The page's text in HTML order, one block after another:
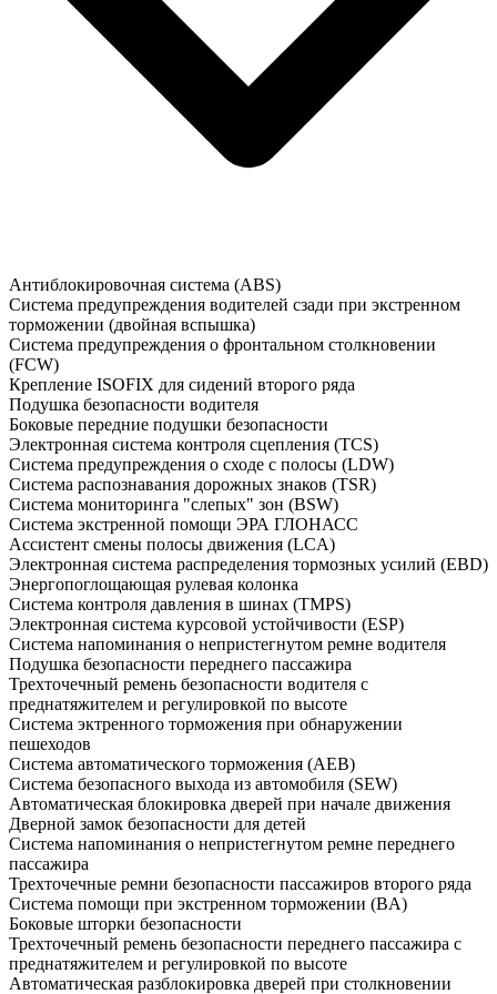
Антиблокировочная система (ABS)
Система предупреждения водителей сзади при экстренном
торможении (двойная вспышка)
Система предупреждения о фронтальном столкновении
(FCW)
Крепление ISOFIX для сидений второго ряда
Подушка безопасности водителя
Боковые передние подушки безопасности
Электронная система контроля сцепления (TCS)
Система предупреждения о сходе с полосы (LDW)
Система распознавания дорожных знаков (TSR)
Система мониторинга "слепых" зон (BSW)
Система экстренной помощи ЭРА ГЛОНАСС
Ассистент смены полосы движения (LCA)
Электронная система распределения тормозных усилий (EBD)
Энергопоглощающая рулевая колонка
Система контроля давления в шинах (TMPS)
Электронная система курсовой устойчивости (ESP)
Система напоминания о непристегнутом ремне водителя
Подушка безопасности переднего пассажира
Трехточечный ремень безопасности водителя с
преднатяжителем и регулировкой по высоте
Система эктренного торможения при обнаружении
пешеходов
Система автоматического торможения (AEB)
Система безопасного выхода из автомобиля (SEW)
Автоматическая блокировка дверей при начале движения
Дверной замок безопасности для детей
Система напоминания о непристегнутом ремне переднего
пассажира
Трехточечные ремни безопасности пассажиров второго ряда
Система помощи при экстренном торможении (BA)
Боковые шторки безопасности
Трехточечный ремень безопасности переднего пассажира с
преднатяжителем и регулировкой по высоте
Автоматическая разблокировка дверей при столкновении